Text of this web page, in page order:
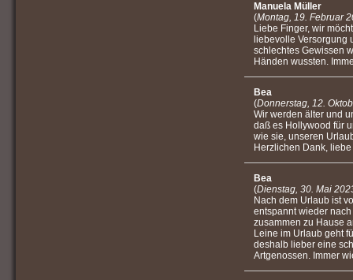
Manuela Müller
(Montag, 19. Februar
Liebe Finger, wir
liebevolle Versorgung
schlechtes Gewissen
Händen wussten.
Bea
(Donnerstag, 12.
Wir werden älter und
daß es Hollywood für
wie sie, unseren
Herzlichen Dank,
Bea
(Dienstag, 30. Mai
Nach dem Urlaub ist
entspannt wieder
zusammen zu Hause
Leine im Urlaub geht
deshalb lieber eine
Artgenossen. Immer